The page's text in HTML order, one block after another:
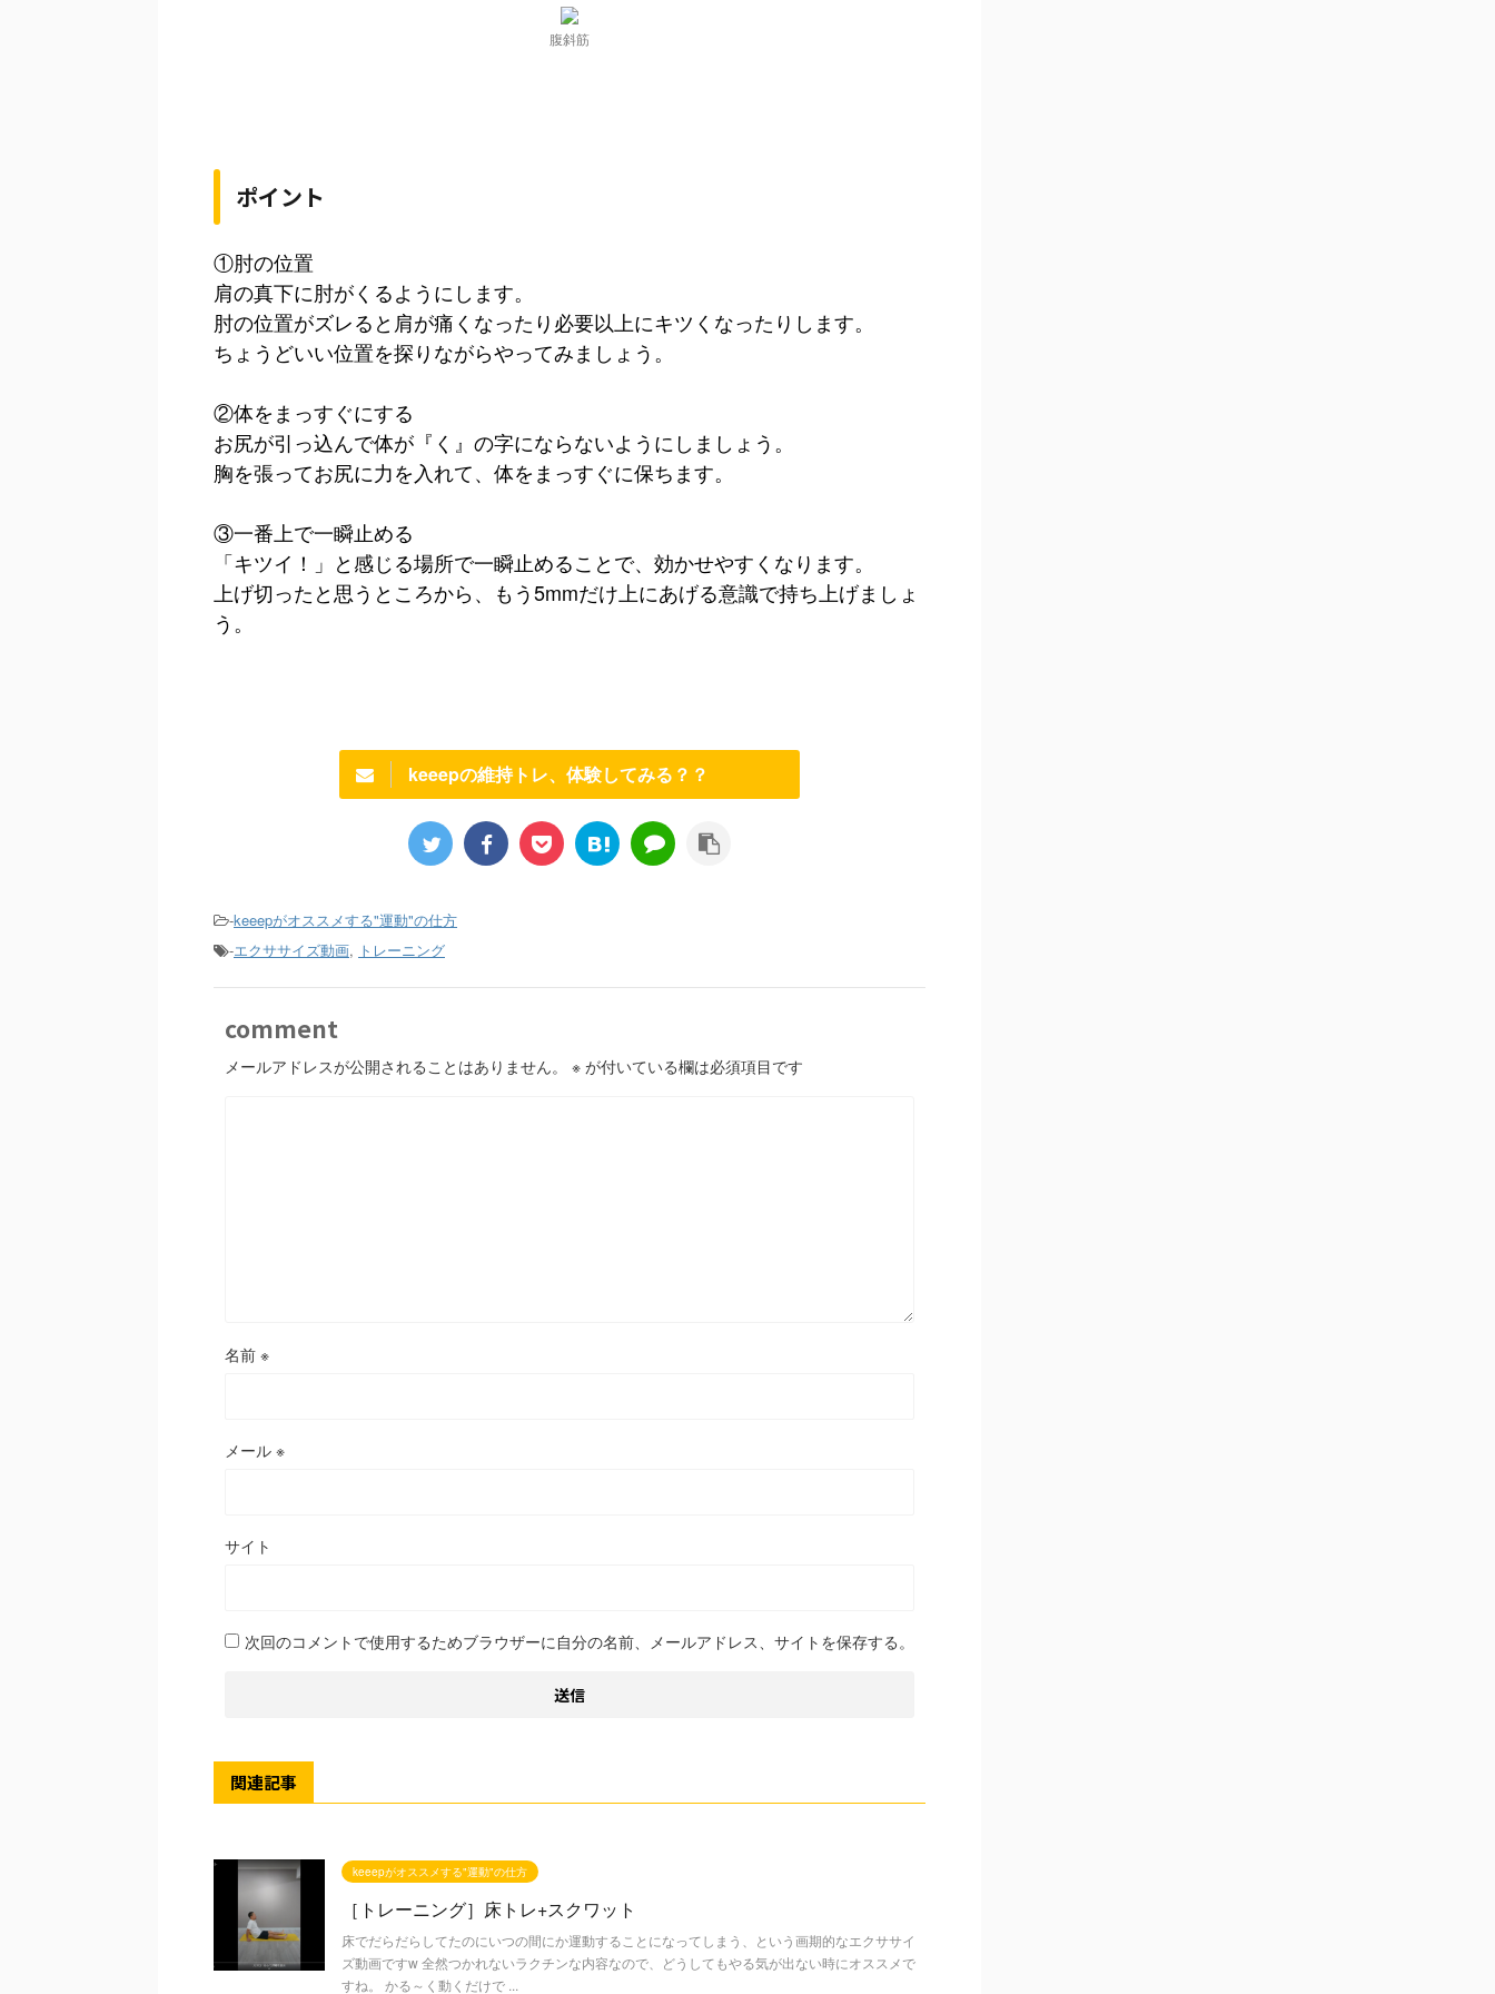
腹斜筋
ポイント
①肘の位置
肩の真下に肘がくるようにします。
肘の位置がズレると肩が痛くなったり必要以上にキツくなったりします。
ちょうどいい位置を探りながらやってみましょう。
②体をまっすぐにする
お尻が引っ込んで体が『く』の字にならないようにしましょう。
胸を張ってお尻に力を入れて、体をまっすぐに保ちます。
③一番上で一瞬止める
「キツイ！」と感じる場所で一瞬止めることで、効かせやすくなります。
上げ切ったと思うところから、もう5mmだけ上にあげる意識で持ち上げましょ
う。
keeepの維持トレ、体験してみる？？
-keeepがオススメする"運動"の仕方
-エクササイズ動画, トレーニング
comment
メールアドレスが公開されることはありません。 ※ が付いている欄は必須項目です
名前 ※
メール ※
サイト
次回のコメントで使用するためブラウザーに自分の名前、メールアドレス、サイトを保存する。
関連記事
keeepがオススメする"運動"の仕方
［トレーニング］床トレ+スクワット
床でだらだらしてたのにいつの間にか運動することになってしまう、という画期的なエクササイ
ズ動画ですw 全然つかれないラクチンな内容なので、どうしてもやる気が出ない時にオススメで
すね。 かる～く動くだけで ...